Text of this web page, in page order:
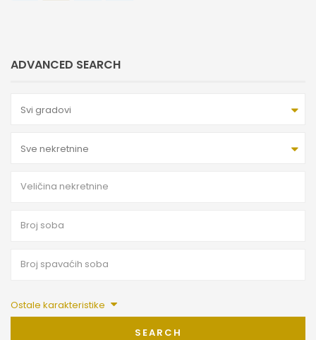
ADVANCED SEARCH
Svi gradovi
Sve nekretnine
Ostale karakteristike
SEARCH